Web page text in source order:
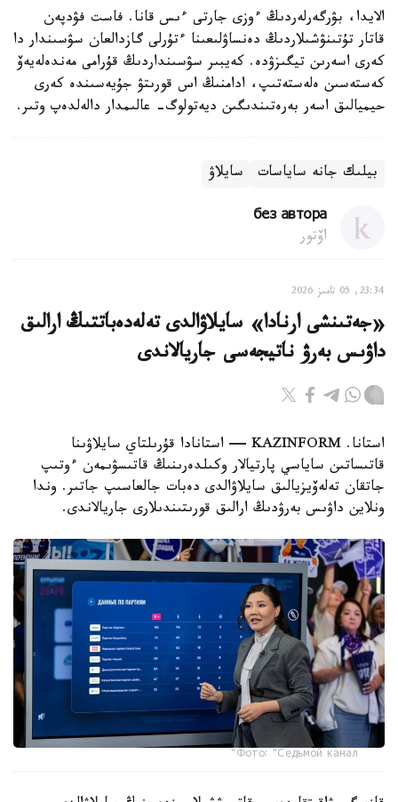
الايدا، بۋرگەرلەردىڭ ءوزى جارتى ءىس قانا. فاست فۋدپەن
قاتار تۇتىنۋشىلاردىڭ دەنساۋلىعىنا ءتۇرلى گازدالعان سۋسىندار دا
كەرى اسەرىن تيگىزۋدە. كەيبىر سۋسىنداردىڭ قۇرامى مەندەلەيەۆ
كەستەسىن ەلەستەتىپ، ادامنىڭ اس قورىتۋ جۇيەسىندە كەرى
حيميالىق اسەر بەرەتىندىگىن ديەتولوگ- عالىمدار دالەلدەپ وتىر.
بيلىك جانە ساياسات سايلاۋ
без автора
اۆتور
23:34, 05 تامىز 2026
«جەتىنشى ارنادا» سايلاۋالدى تەلەدەباتتىڭ ارالىق
داۋىس بەرۋ ناتيجەسى جاريالاندى
استانا. KAZINFORM — استانادا قۇرىلتاي سايلاۋىنا
قاتىساتىن ساياسي پارتيالار وكىلدەرىنىڭ قاتىسۋىمەن ءوتىپ
جاتقان تەلەۆيزيالىق سايلاۋالدى دەبات جالعاسىپ جاتىر. وندا
ونلاين داۋىس بەرۋدىڭ ارالىق قورىتىندىلارى جاريالاندى.
Фото: "Седьмой канал"